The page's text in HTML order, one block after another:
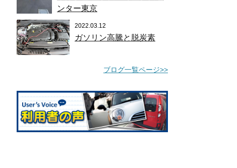
ンター東京
2022.03.12
ガソリン高騰と脱炭素
ブログ一覧ページ>>